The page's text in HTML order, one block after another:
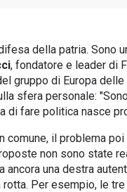
della patria. Sono
, fondatore e leader di
gruppo di Europa
sfera personale:
fare politica nasce
il problema
non sono state
una destra
Per esempio, le